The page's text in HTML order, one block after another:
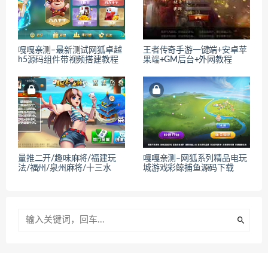
嘎嘎亲测–最新测试网狐卓越
h5源码组件带视频搭建教程
王者传奇手游一键端+安卓苹
果端+GM后台+外网教程
量推二开/趣味麻将/福建玩
法/福州/泉州麻将/十三水
嘎嘎亲测–网狐系列精品电玩
城游戏彩鲸捕鱼源码下载